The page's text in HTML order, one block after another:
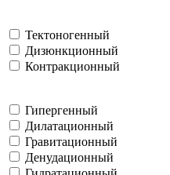
Тектоногенный
Дизюнкционный
Контракционный
Гипергенный
Дилатационный
Гравитационный
Денудационный